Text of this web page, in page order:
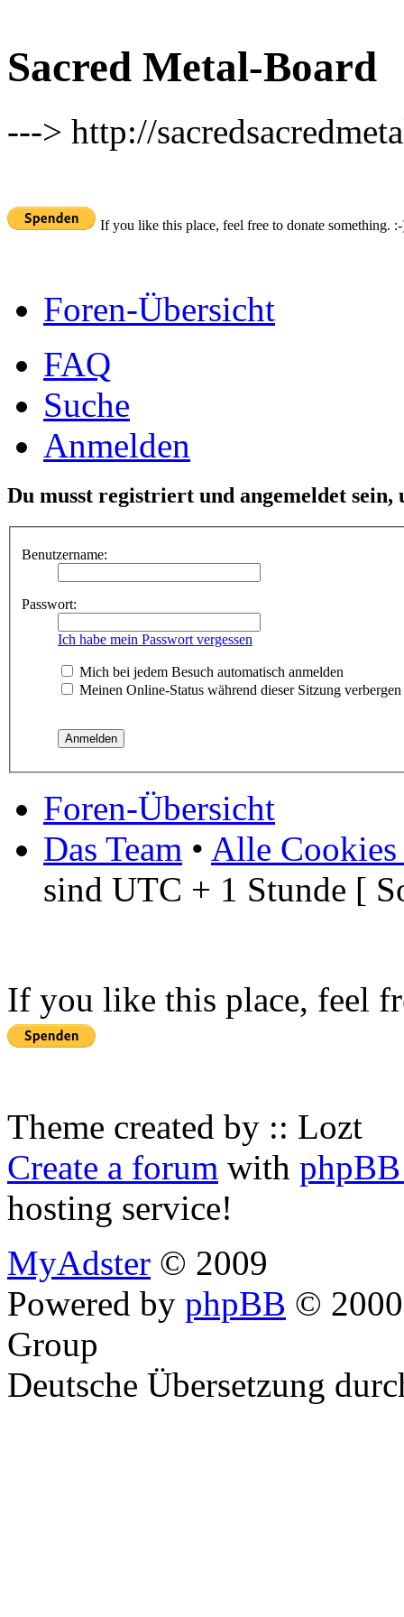
Sacred Metal-Board
---> http://
If you like this place, feel free to donate something.
Foren-Übersicht
FAQ
Suche
Anmelden
Du musst registriert und angemeldet
Benutzername:
Passwort:
Ich habe mein Passwort vergessen
Mich bei jedem Besuch automatisch anmelden
Meinen Online-Status während dieser Sitzung verbergen
Foren-Übersicht
Das Team • Alle Cookies
sind UTC + 1 Stunde [
If you like this place, feel
Theme created by :: Lozt
Create a forum with
hosting service!
MyAdster © 2009
Powered by phpBB ©
Group
Deutsche Übersetzung